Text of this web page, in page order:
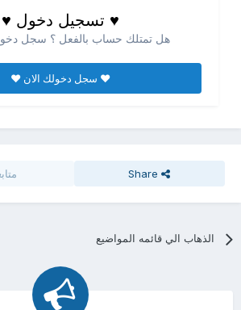
♥ تسجيل دخول ♥
هل تمتلك حساب بالفعل ؟ سجل
♥ سجل دخولك الان ♥
Share
الذهاب الي قائمه المواضيع